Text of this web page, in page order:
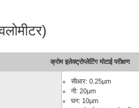
क्रोम इलेक्ट्रोप्लेटिंग मोटाई परीक्षण
सीआर: 0.25µm
नी: 20µm
घन: 10µm